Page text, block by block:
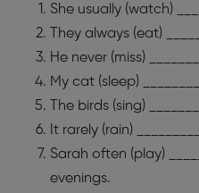
She usually (watch)
They always (eat)
He never (miss)
My cat (sleep)
The birds (sing)
It rarely (rain)
Sarah often (play)
evenings.